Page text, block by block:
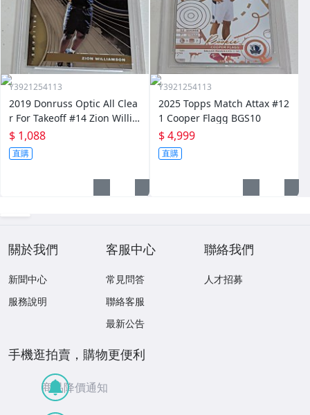
Y3921254113
2019 Donruss Optic All Clea
r For Takeoff #14 Zion Willia
mson PSA10
$ 1,088
直購
Y3921254113
2025 Topps Match Attax #12
1 Cooper Flagg BGS10
$ 4,999
直購
關於我們
新聞中心
服務說明
客服中心
常見問答
聯絡客服
最新公告
聯絡我們
人才招募
手機逛拍賣，購物更便利
商品降價通知